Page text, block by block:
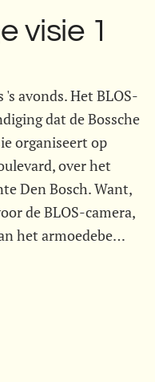
visie 1
avonds. Het BLOS-
dat de Bossche
organiseert op
over het
Den Bosch. Want,
de BLOS-camera,
het armoedebe…